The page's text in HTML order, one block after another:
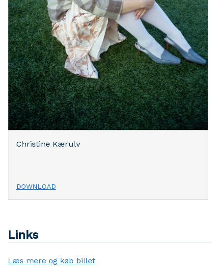
Christine Kærulv
DOWNLOAD
Links
Læs mere og køb billet